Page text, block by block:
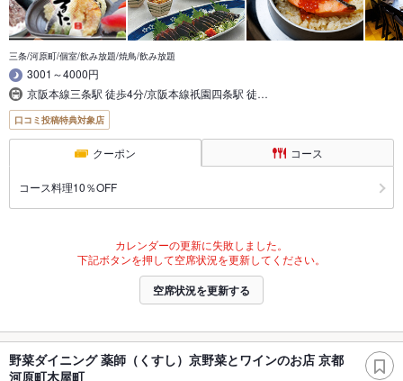
三条/河原町/個室/飲み放題/焼鳥/飲み放題
3001～4000円
京阪本線三条駅 徒歩4分/京阪本線祇園四条駅 徒…
口コミ投稿特典対象店
クーポン コース
コース料理10％OFF
カレンダーの更新に失敗しました。
下記ボタンを押して空席状況を更新してください。
空席状況を更新する
野菜ダイニング 薬師（くすし）京野菜とワインのお店 京都
河原町木屋町